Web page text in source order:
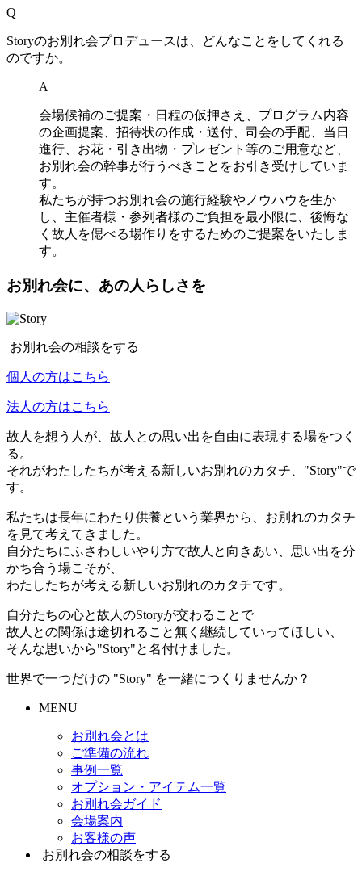
Q
Storyのお別れ会プロデュースは、どんなことをしてくれる
のですか。
A
会場候補のご提案・日程の仮押さえ、プログラム内容
の企画提案、招待状の作成・送付、司会の手配、当日
進行、お花・引き出物・プレゼント等のご用意など、
お別れ会の幹事が行うべきことをお引き受けしていま
す。
私たちが持つお別れ会の施行経験やノウハウを生か
し、主催者様・参列者様のご負担を最小限に、後悔な
く故人を偲べる場作りをするためのご提案をいたしま
す。
お別れ会に、あの人らしさを
お別れ会の相談をする
個人の方はこちら
法人の方はこちら
故人を想う人が、故人との思い出を自由に表現する場をつく
る。
それがわたしたちが考える新しいお別れのカタチ、"Story"で
す。
私たちは長年にわたり供養という業界から、お別れのカタチ
を見て考えてきました。
自分たちにふさわしいやり方で故人と向きあい、思い出を分
かち合う場こそが、
わたしたちが考える新しいお別れのカタチです。
自分たちの心と故人のStoryが交わることで
故人との関係は途切れること無く継続していってほしい、
そんな思いから"Story"と名付けました。
世界で一つだけの "Story" を一緒につくりませんか？
MENU
お別れ会とは
ご準備の流れ
事例一覧
オプション・アイテム一覧
お別れ会ガイド
会場案内
お客様の声
お別れ会の相談をする